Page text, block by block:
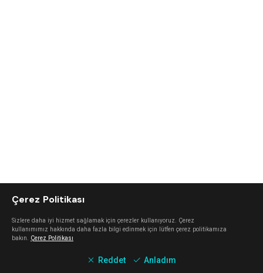
Çerez Politikası
Sizlere daha iyi hizmet sağlamak için çerezler kullanıyoruz. Çerez
kullanımımız hakkında daha fazla bilgi edinmek için lütfen çerez politikamıza
bakın. Çerez Politikası
Reddet Anladım